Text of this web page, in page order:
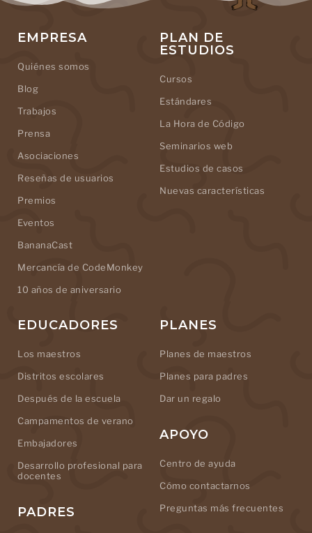
EMPRESA
Quiénes somos
Blog
Trabajos
Prensa
Asociaciones
Reseñas de usuarios
Premios
Eventos
BananaCast
Mercancía de CodeMonkey
10 años de aniversario
PLAN DE
ESTUDIOS
Cursos
Estándares
La Hora de Código
Seminarios web
Estudios de casos
Nuevas características
EDUCADORES
Los maestros
Distritos escolares
Después de la escuela
Campamentos de verano
Embajadores
Desarrollo profesional para
docentes
PADRES
PLANES
Planes de maestros
Planes para padres
Dar un regalo
APOYO
Centro de ayuda
Cómo contactarnos
Preguntas más frecuentes